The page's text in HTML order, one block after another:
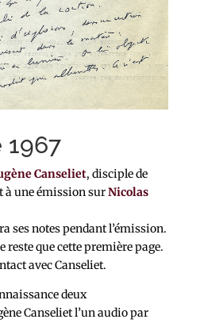
1967
Canseliet, disciple de
une émission surNicolas
ses notes pendant l’émission.
que cette première page.
avec Canseliet.
deux
Canseliet l’un audio par